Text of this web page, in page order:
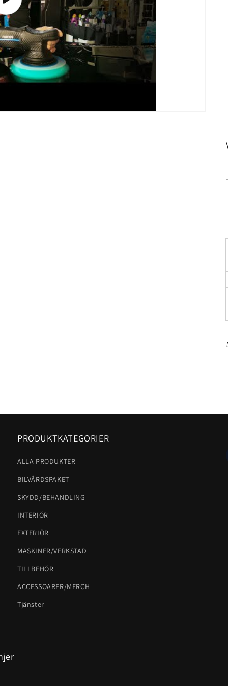
Spela
video
-
PRODUKTKATEGORIER
ALLA PRODUKTER
BILVÅRDSPAKET
SKYDD/BEHANDLING
INTERIÖR
EXTERIÖR
MASKINER/VERKSTAD
TILLBEHÖR
ACCESSOARER/MERCH
Tjänster